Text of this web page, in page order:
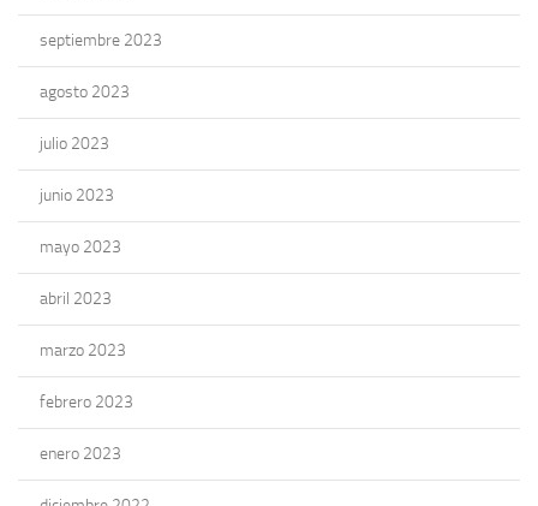
septiembre 2023
agosto 2023
julio 2023
junio 2023
mayo 2023
abril 2023
marzo 2023
febrero 2023
enero 2023